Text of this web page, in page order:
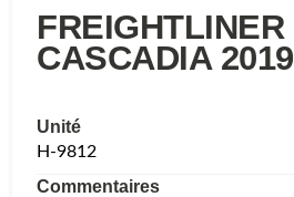
FREIGHTLINER
CASCADIA 2019
Unité
H-9812
Commentaires